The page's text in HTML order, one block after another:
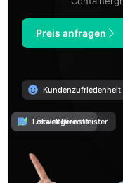
Preis anfragen
Kundenzufriedenheit
Umweltgerecht
Lokaler Dienstleister